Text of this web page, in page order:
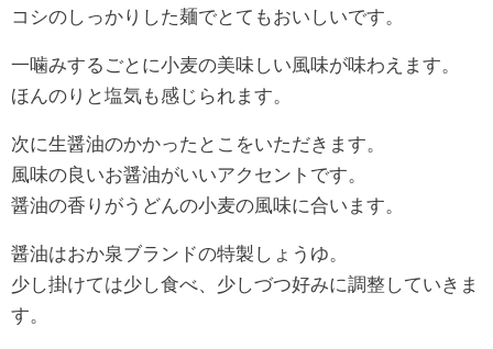
コシのしっかりした麺でとてもおいしいです。
一噛みするごとに小麦の美味しい風味が味わえます。
ほんのりと塩気も感じられます。
次に生醤油のかかったとこをいただきます。
風味の良いお醤油がいいアクセントです。
醤油の香りがうどんの小麦の風味に合います。
醤油はおか泉ブランドの特製しょうゆ。
少し掛けては少し食べ、少しづつ好みに調整していきま
す。